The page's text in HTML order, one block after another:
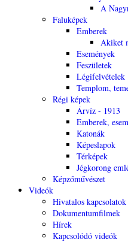
A
Faluképek
Emberek
Akiket
Események
Feszületek
Légifelvételek
Templom,
Régi képek
Árvíz - 1913
Emberek,
Katonák
Képeslapok
Térképek
Jégkorong
Képzőművészet
Videók
Hivatalos kapcsolatok
Dokumentumfilmek
Hírek
Kapcsolódó videók